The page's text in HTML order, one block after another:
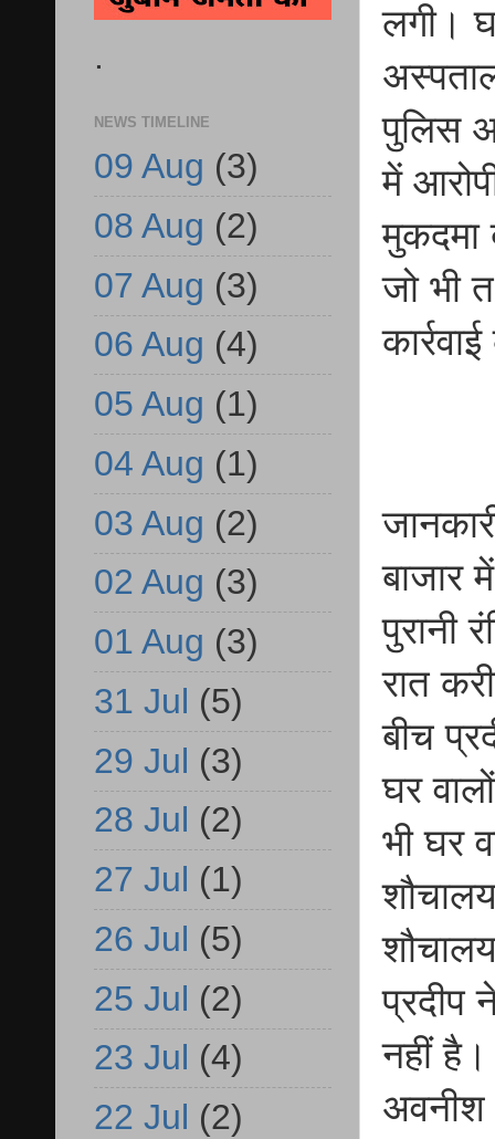
लगी।
पुलिस
में
मुकदमा
जो भी
बाजार
पुरानी
रात
बीच
घर
भी घर
प्रदीप
नहीं
.
NEWS TIMELINE
09 Aug (3)
08 Aug (2)
07 Aug (3)
06 Aug (4)
05 Aug (1)
04 Aug (1)
03 Aug (2)
02 Aug (3)
01 Aug (3)
31 Jul (5)
29 Jul (3)
28 Jul (2)
27 Jul (1)
26 Jul (5)
25 Jul (2)
23 Jul (4)
22 Jul (2)